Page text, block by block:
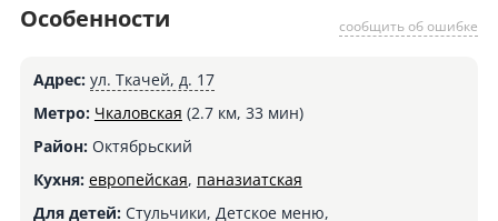
сообщить об ошибке
Особенности
Адрес: ул. Ткачей, д. 17
Метро: Чкаловская (2.7 км, 33 мин)
Район:Октябрьский
Кухня: европейская, паназиатская
Для детей:Стульчики, Детское меню,